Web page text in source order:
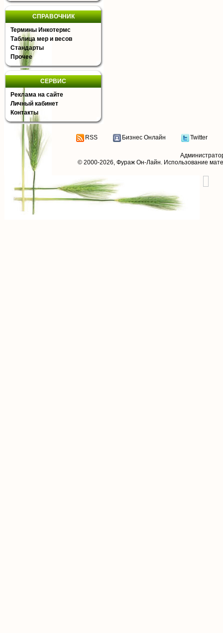
СПРАВОЧНИК
Термины Инкотермс
Таблица мер и весов
Стандарты
Прочее
СЕРВИС
Реклама на сайте
Личный кабинет
Контакты
RSS Бизнес Онлайн Twitter
© 2000-2026, Фураж Он-Лайн. Использование